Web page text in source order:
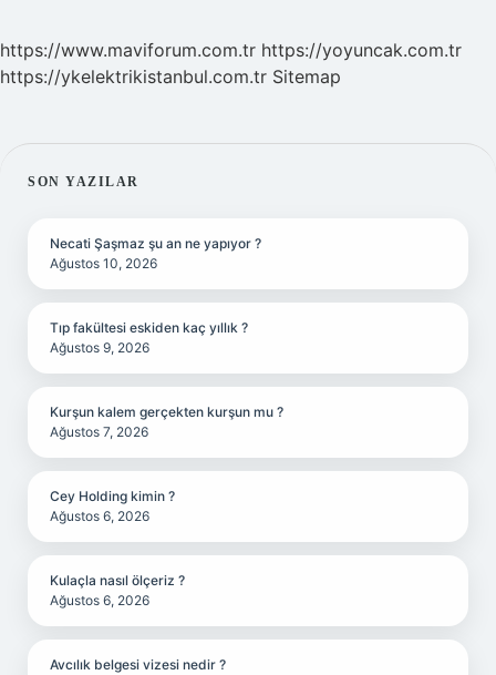
https://www.maviforum.com.tr https://yoyuncak.com.tr
https://ykelektrikistanbul.com.tr Sitemap
SIDEBAR
SON YAZILAR
Necati Şaşmaz şu an ne yapıyor ?
Ağustos 10, 2026
Tıp fakültesi eskiden kaç yıllık ?
Ağustos 9, 2026
Kurşun kalem gerçekten kurşun mu ?
Ağustos 7, 2026
Cey Holding kimin ?
Ağustos 6, 2026
Kulaçla nasıl ölçeriz ?
Ağustos 6, 2026
Avcılık belgesi vizesi nedir ?